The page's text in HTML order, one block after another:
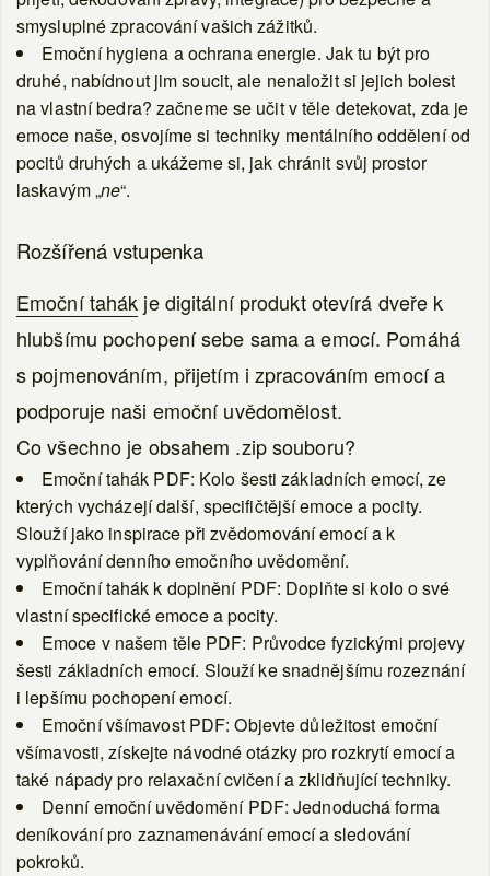
smysluplné zpracování vašich zážitků.
Emoční hygiena a ochrana energie. Jak tu být pro
druhé, nabídnout jim soucit, ale nenaložit si jejich bolest
na vlastní bedra? začneme se učit v těle detekovat, zda je
emoce naše, osvojíme si techniky mentálního oddělení od
pocitů druhých a ukážeme si, jak chránit svůj prostor
laskavým „ne“.
Rozšířená vstupenka
Emoční tahák je digitální produkt otevírá dveře k
hlubšímu pochopení sebe sama a emocí. Pomáhá
s pojmenováním, přijetím i zpracováním emocí a
podporuje naši emoční uvědomělost.
Co všechno je obsahem .zip souboru?
Emoční tahák PDF: Kolo šesti základních emocí, ze
kterých vycházejí další, specifičtější emoce a pocity.
Slouží jako inspirace při zvědomování emocí a k
vyplňování denního emočního uvědomění.
Emoční tahák k doplnění PDF: Doplňte si kolo o své
vlastní specifické emoce a pocity.
Emoce v našem těle PDF: Průvodce fyzickými projevy
šesti základních emocí. Slouží ke snadnějšímu rozeznání
i lepšímu pochopení emocí.
Emoční všímavost PDF: Objevte důležitost emoční
všímavosti, získejte návodné otázky pro rozkrytí emocí a
také nápady pro relaxační cvičení a zklidňující techniky.
Denní emoční uvědomění PDF: Jednoduchá forma
deníkování pro zaznamenávání emocí a sledování
pokroků.